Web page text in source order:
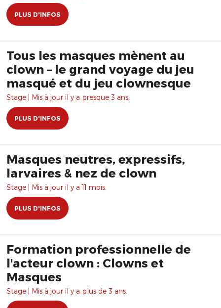
PLUS D'INFOS
Tous les masques mènent au
clown – le grand voyage du jeu
masqué et du jeu clownesque
Stage | Mis à jour il y a presque 3 ans.
PLUS D'INFOS
Masques neutres, expressifs,
larvaires & nez de clown
Stage | Mis à jour il y a 11 mois.
PLUS D'INFOS
Formation professionnelle de
l'acteur clown : Clowns et
Masques
Stage | Mis à jour il y a plus de 3 ans.